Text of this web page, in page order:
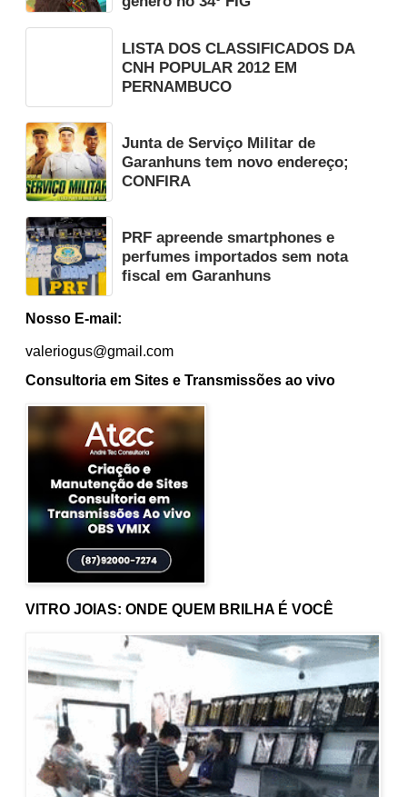
VITRO JOIAS: ONDE QUEM BRILHA É VOCÊ
LISTA DOS CLASSIFICADOS DA
CNH POPULAR 2012 EM
PERNAMBUCO
Junta de Serviço Militar de
Garanhuns tem novo endereço;
CONFIRA
PRF apreende smartphones e
perfumes importados sem nota
fiscal em Garanhuns
Nosso E-mail:
valeriogus@gmail.com
Consultoria em Sites e Transmissões ao vivo